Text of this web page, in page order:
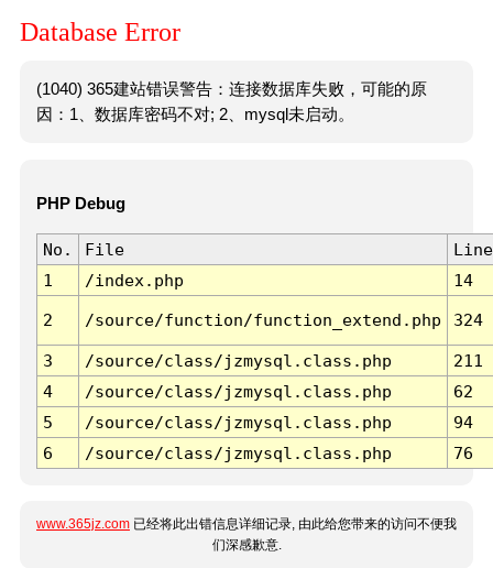
Database Error
(1040) 365建站错误警告：连接数据库失败，可能的原
因：1、数据库密码不对; 2、mysql未启动。
PHP Debug
No. File
Line
1
/index.php 14
2 /source/function/function_extend.php 324
3 /source/class/jzmysql.class.php
211
4
/source/class/jzmysql.class.php
62
5
/source/class/jzmysql.class.php
94
6
/source/class/jzmysql.class.php 76
www.365jz.com 已经将此出错信息详细记录, 由此给您带来的访问不便我
们深感歉意.